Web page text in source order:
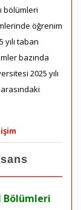
bölümleri
öğrenim
taban
bazında
2025 yılı
Bölümleri